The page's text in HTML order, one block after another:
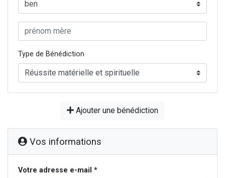
Type de Bénédiction
Ajouter une bénédiction
Vos informations
Votre adresse e-mail *